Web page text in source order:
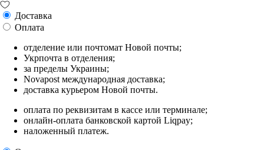
Доставка
Оплата
отделение или почтомат Новой почты;
Укрпочта в отделения;
за пределы Украины;
Novapost международная доставка;
доставка курьером Новой почты.
оплата по реквизитам в кассе или терминале;
онлайн-оплата банковской картой Liqpay;
наложенный платеж.